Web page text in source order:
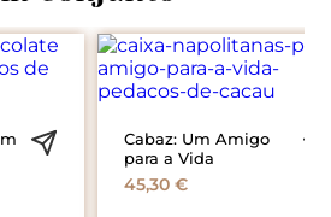
Cabaz: Um Amigo
para a Vida
45,30€